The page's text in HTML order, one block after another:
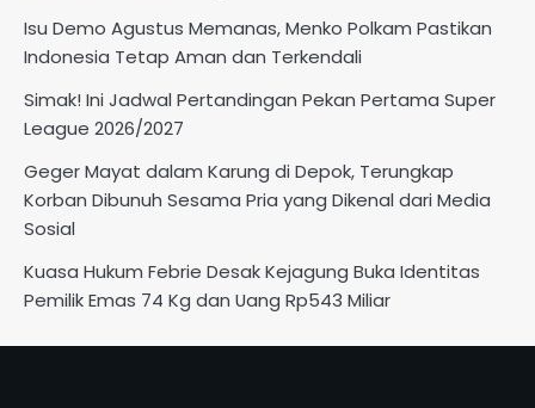
Isu Demo Agustus Memanas, Menko Polkam Pastikan
Indonesia Tetap Aman dan Terkendali
Simak! Ini Jadwal Pertandingan Pekan Pertama Super
League 2026/2027
Geger Mayat dalam Karung di Depok, Terungkap
Korban Dibunuh Sesama Pria yang Dikenal dari Media
Sosial
Kuasa Hukum Febrie Desak Kejagung Buka Identitas
Pemilik Emas 74 Kg dan Uang Rp543 Miliar